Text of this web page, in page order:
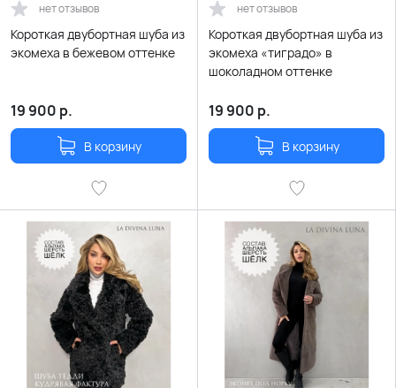
нет отзывов
Короткая двубортная шуба из
экомеха в бежевом оттенке
19 900 р.
В корзину
нет отзывов
Короткая двубортная шуба из
экомеха «тиградо» в
шоколадном оттенке
19 900 р.
В корзину